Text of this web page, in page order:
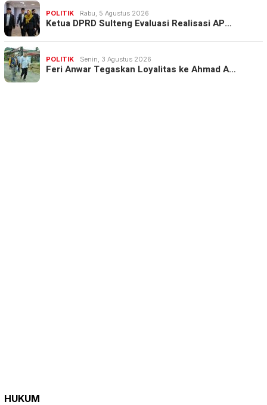
POLITIK Rabu, 5 Agustus 2026
Ketua DPRD Sulteng Evaluasi Realisasi AP…
POLITIK Senin, 3 Agustus 2026
Feri Anwar Tegaskan Loyalitas ke Ahmad A…
HUKUM